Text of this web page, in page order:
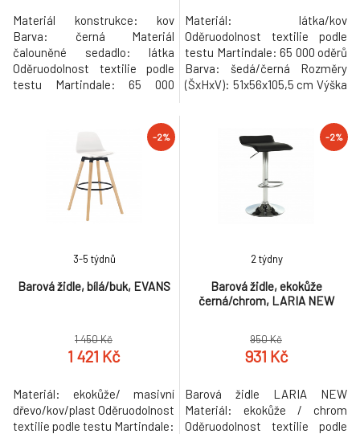
Materiál konstrukce: kov
Barva: černá Materiál
čalouněné sedadlo: látka
Oděruodolnost textilie podle
testu Martindale: 65 000
112 cm Výška sedu: 62-83 cm
Hloubka sedu: 35 cm Šířka
sedu: 44 cm Nosnost: 100 kg
Výškově nastavitelné sedadlo
Nastavení pomocí páčky
otočné sedadlo Obruč jako
Materiál: látka/kov
Oděruodolnost textilie podle
testu Martindale: 65 000 oděrů
Barva: šedá/černá Rozměry
(ŠxHxV): 51x56x105,5 cm Výška
zádové opěrky: 47 cm Výška
zádové opěrky: 33,5 cm
Nosnost: 100 kg Hmotnost:
8,6 kg Dekorativní prošití
Dodáváno v demontu
-2%
Barová židle, bílá/buk, EVANS
3-5 týdnů
1 450 Kč
1 421 Kč
Materiál: ekokůže/ masivní
dřevo/kov/plast Oděruodolnost
textilie podle testu Martindale:
-2%
Barová židle, ekokůže
černá/chrom, LARIA NEW
2 týdny
950 Kč
931 Kč
Barová židle LARIA NEW
Materiál: ekokůže / chrom
Oděruodolnost textilie podle